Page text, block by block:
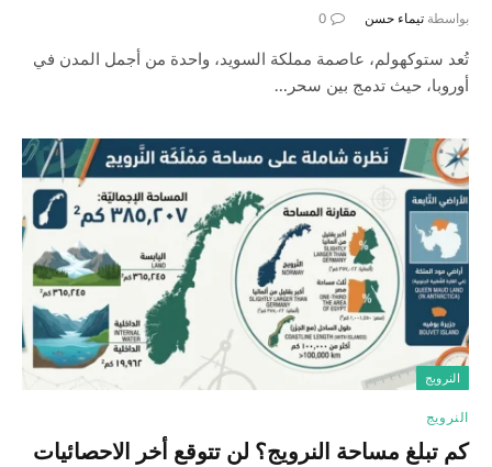
بواسطة تيماء حسن 0
تُعد ستوكهولم، عاصمة مملكة السويد، واحدة من أجمل المدن في
أوروبا، حيث تدمج بين سحر…
النرويج
النرويج
كم تبلغ مساحة النرويج؟ لن تتوقع أخر الاحصائيات